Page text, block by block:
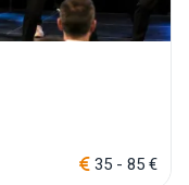
35 - 85 €